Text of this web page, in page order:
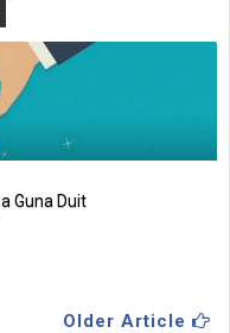
Guna Duit
Older Article